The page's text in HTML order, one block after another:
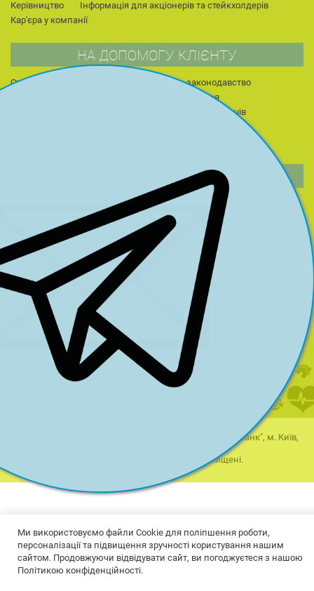
Керівництво
Інформація для акціонерів та стейкхолдерів
Кар'єра у компанії
НА ДОПОМОГУ КЛІЄНТУ
Страхові поняття та терміни
Страхове законодавство
Правила страхування
Захист прав споживачів
СТОРІНКА КЕРІВНИКА
Публікації Для студентів
НОВИНИ КОМПАНІЇ
2014 р.
2015 р.
2016 р.
2017 р.
2018 р.
2019 р.
2021 р.
2023 р.
2026 р.
п/р UA603220010000026506001090518 в АТ "Універсал банк", м. Київ,
2012-2026 © Компанія "ПРЕСТИЖ". Всі права захищені.
Карта сайту.
Ми використовуємо файли Cookie для поліпшення роботи,
персоналізації та підвищення зручності користування нашим
сайтом. Продовжуючи відвідувати сайт, ви погоджуєтеся з нашою
Політикою конфіденційності.